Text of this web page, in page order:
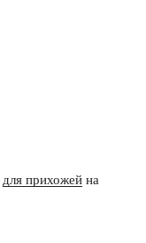
для прихожей на